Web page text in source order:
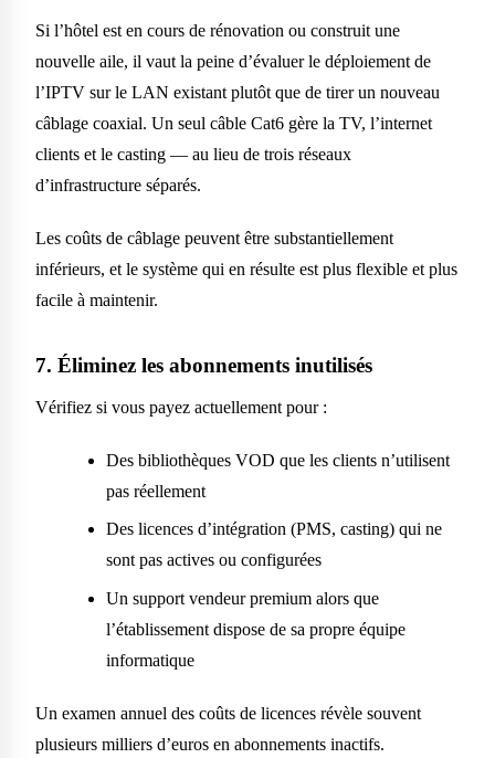
Si l’hôtel est en cours de rénovation ou construit une
nouvelle aile, il vaut la peine d’évaluer le déploiement de
l’IPTV sur le LAN existant plutôt que de tirer un nouveau
câblage coaxial. Un seul câble Cat6 gère la TV, l’internet
clients et le casting — au lieu de trois réseaux
d’infrastructure séparés.
Les coûts de câblage peuvent être substantiellement
inférieurs, et le système qui en résulte est plus flexible et plus
facile à maintenir.
7. Éliminez les abonnements inutilisés
Vérifiez si vous payez actuellement pour :
Des bibliothèques VOD que les clients n’utilisent
pas réellement
Des licences d’intégration (PMS, casting) qui ne
sont pas actives ou configurées
Un support vendeur premium alors que
l’établissement dispose de sa propre équipe
informatique
Un examen annuel des coûts de licences révèle souvent
plusieurs milliers d’euros en abonnements inactifs.